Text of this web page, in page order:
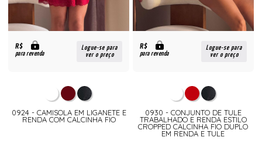
R$
para revenda
Logue-se para
ver o preço
0924 - CAMISOLA EM LIGANETE E
RENDA COM CALCINHA FIO
R$
para revenda
Logue-se para
ver o preço
0930 - CONJUNTO DE TULE
TRABALHADO E RENDA ESTILO
CROPPED CALCINHA FIO DUPLO
EM RENDA E TULE